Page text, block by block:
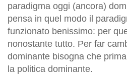
paradigma oggi (ancora)
pensa in quel modo il
funzionato benissimo: per
nonostante tutto. Per far
dominante bisogna che
la politica dominante.